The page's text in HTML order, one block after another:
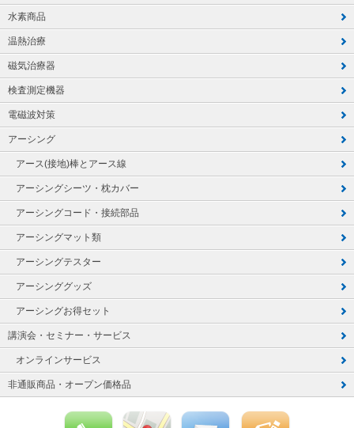
水素商品
温熱治療
磁気治療器
検査測定機器
電磁波対策
アーシング
アース(接地)棒とアース線
アーシングシーツ・枕カバー
アーシングコード・接続部品
アーシングマット類
アーシングテスター
アーシンググッズ
アーシングお得セット
講演会・セミナー・サービス
オンラインサービス
非通販商品・オープン価格品